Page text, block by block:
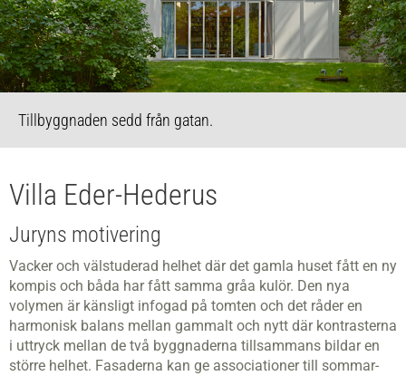
Tillbyggnaden sedd från gatan.
Villa Eder-Hederus
Juryns motivering
Vacker och välstuderad helhet där det gamla huset fått en ny
kompis och båda har fått samma gråa kulör. Den nya
volymen är känsligt infogad på tomten och det råder en
harmonisk balans mellan gammalt och nytt där kontrasterna
i uttryck mellan de två byggnaderna tillsammans bildar en
större helhet. Fasaderna kan ge associationer till sommar­